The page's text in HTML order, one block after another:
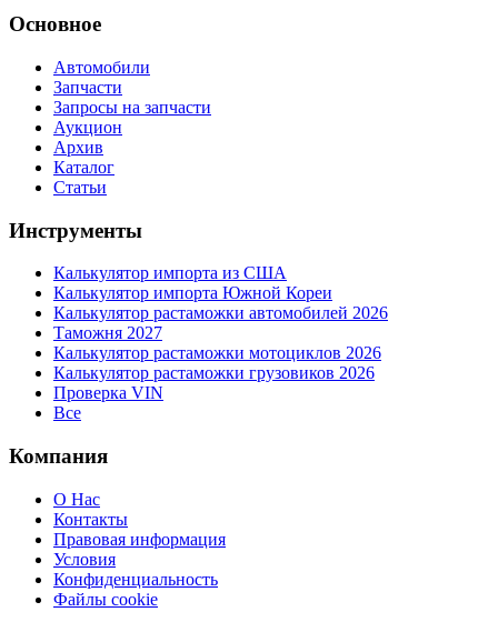
Основное
Автомобили
Запчасти
Запросы на запчасти
Аукцион
Архив
Каталог
Статьи
Инструменты
Калькулятор импорта из США
Калькулятор импорта Южной Кореи
Калькулятор растаможки автомобилей 2026
Таможня 2027
Калькулятор растаможки мотоциклов 2026
Калькулятор растаможки грузовиков 2026
Проверка VIN
Все
Компания
О Нас
Контакты
Правовая информация
Условия
Конфиденциальность
Файлы cookie